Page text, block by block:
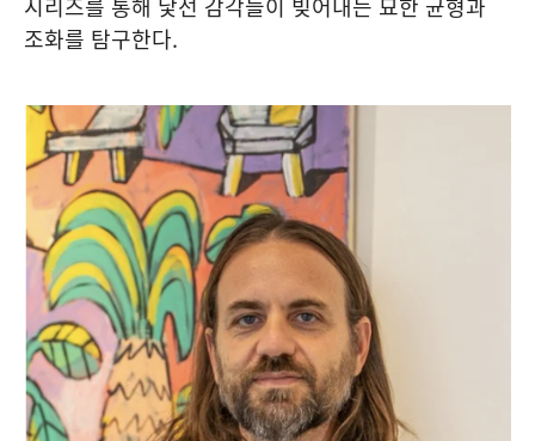
시리즈를 통해 낯선 감각들이 빚어내는 묘한 균형과
조화를 탐구한다.